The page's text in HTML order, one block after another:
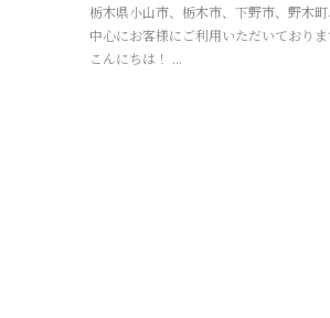
栃木県小山市、栃木市、下野市、野木
中心にお客様にご利用いただいておりま
こんにちは！ ...